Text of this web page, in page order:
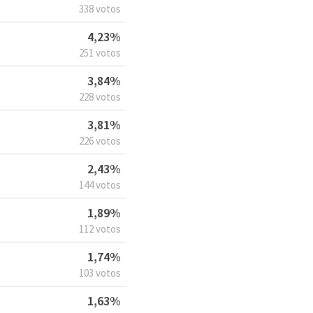
338 votos
4,23%
251 votos
3,84%
228 votos
3,81%
226 votos
2,43%
144 votos
1,89%
112 votos
1,74%
103 votos
1,63%